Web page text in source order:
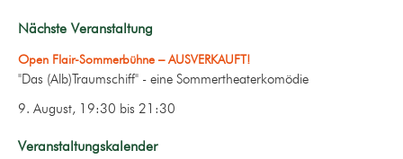
Nächste Veranstaltung
Open Flair-Sommerbühne – AUSVERKAUFT!
"Das (Alb)Traumschiff" - eine Sommertheaterkomödie
9. August, 19:30 bis 21:30
Veranstaltungskalender